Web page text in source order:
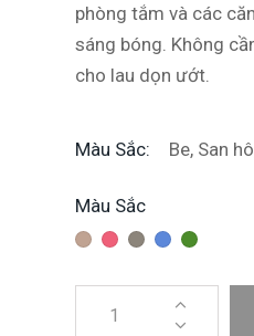
phòng tắm và các
sáng bóng. Không
cho lau dọn ướt.
Màu Sắc Be, San
Màu Sắc